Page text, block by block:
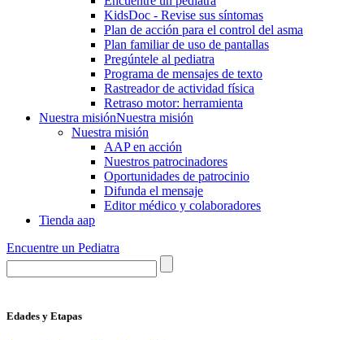
KidsDoc - Revise sus síntomas
Plan de acción para el control del asma
Plan familiar de uso de pantallas
Pregúntele al pediatra
Programa de mensajes de texto
Rastre​​ador de activida​d física
Retraso motor: herramienta
Nuestra misiónNuestra misión
Nuestra misión
AAP en acción
Nuestros patrocinadores
Oportunidades de patrocinio
Difunda el mensaje
Editor médico y colaboradores
Tienda aap
Encuentre un Pediatra
Edades y Etapas